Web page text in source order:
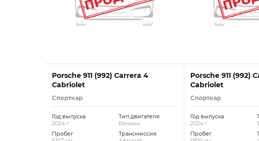
Porsche 911 (992) Carrera 4
Cabriolet
Спорткар
Год выпуска
2024 г.
Пробег
Тип двигателя
Бензин
Трансмиссия
Porsche 911 (992)
Cabriolet
Спорткар
Год выпуска
2024 г.
Пробег